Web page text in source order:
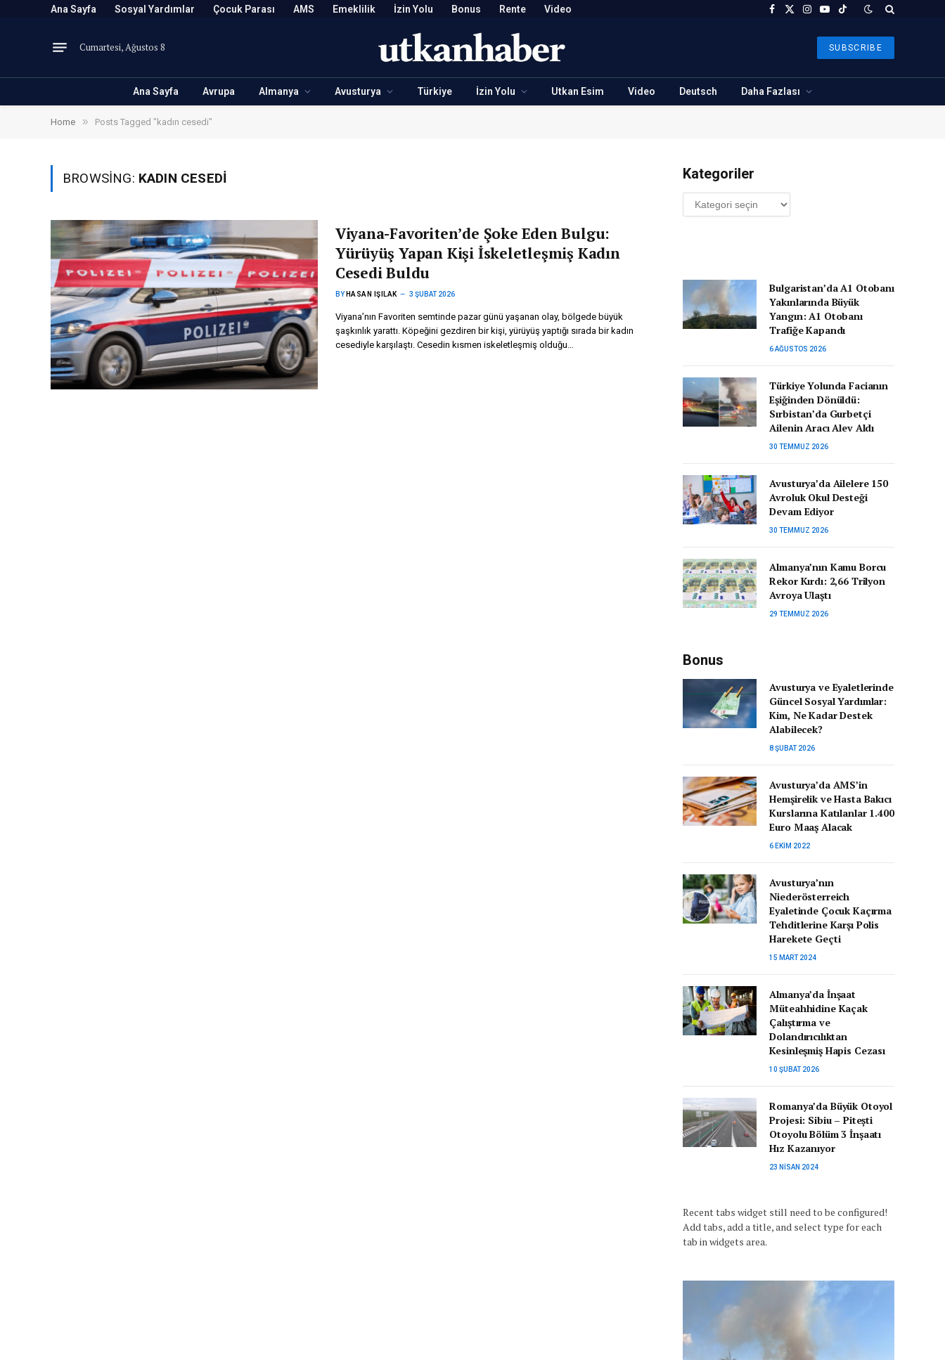
Ana Sayfa Sosyal Yardımlar Çocuk Parası AMS Emeklilik İzin Yolu Bonus Rente Video Facebook
X
Instagram
YouTubeTikTok
Cumartesi, Ağustos 8 SUBSCRIBE
Ana Sayfa Avrupa Almanya Avusturya Türkiye İzin Yolu Utkan Esim Video Deutsch Daha Fazlası
Home » Posts Tagged "kadın cesedi"
BROWSING: KADIN CESEDI
Viyana-Favoriten’de Şoke Eden Bulgu:
Yürüyüş Yapan Kişi İskeletleşmiş Kadın
Cesedi Buldu
BY HASAN IŞILAK 3 ŞUBAT 2026
Viyana’nın Favoriten semtinde pazar günü yaşanan olay, bölgede büyük
şaşkınlık yarattı. Köpeğini gezdiren bir kişi, yürüyüş yaptığı sırada bir kadın
cesediyle karşılaştı. Cesedin kısmen iskeletleşmiş olduğu…
Kategoriler
Kategoriler
Bulgaristan’da A1 Otobanı
Yakınlarında Büyük
Yangın: A1 Otobanı
Trafiğe Kapandı
6 AĞUSTOS 2026
Türkiye Yolunda Facianın
Eşiğinden Dönüldü:
Sırbistan’da Gurbetçi
Ailenin Aracı Alev Aldı
30 TEMMUZ 2026
Avusturya’da Ailelere 150
Avroluk Okul Desteği
Devam Ediyor
30 TEMMUZ 2026
Almanya’nın Kamu Borcu
Rekor Kırdı: 2,66 Trilyon
Avroya Ulaştı
29 TEMMUZ 2026
Bonus
Avusturya ve Eyaletlerinde
Güncel Sosyal Yardımlar:
Kim, Ne Kadar Destek
Alabilecek?
8 ŞUBAT 2026
Avusturya’da AMS’in
Hemşirelik ve Hasta Bakıcı
Kurslarına Katılanlar 1.400
Euro Maaş Alacak
6 EKIM 2022
Avusturya’nın
Niederösterreich
Eyaletinde Çocuk Kaçırma
Tehditlerine Karşı Polis
Harekete Geçti
15 MART 2024
Almanya’da İnşaat
Müteahhidine Kaçak
Çalıştırma ve
Dolandırıcılıktan
Kesinleşmiş Hapis Cezası
10 ŞUBAT 2026
Romanya’da Büyük Otoyol
Projesi: Sibiu – Pitești
Otoyolu Bölüm 3 İnşaatı
Hız Kazanıyor
23 NISAN 2024
Recent tabs widget still need to be configured!
Add tabs, add a title, and select type for each
tab in widgets area.